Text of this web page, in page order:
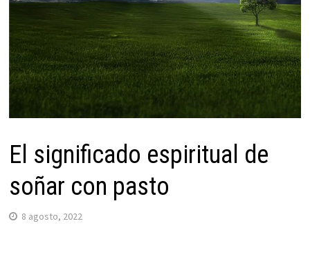
El significado espiritual de
soñar con pasto
8 agosto, 2022